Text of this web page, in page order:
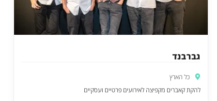
גברבנד
כל הארץ
להקת קאברים מקפיצה לאירועים פרטיים ועסקיים